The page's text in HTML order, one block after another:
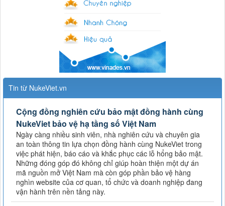
Tin từ NukeViet.vn
Cộng đồng nghiên cứu bảo mật đồng hành cùng
NukeViet bảo vệ hạ tầng số Việt Nam
Ngày càng nhiều sinh viên, nhà nghiên cứu và chuyên gia
an toàn thông tin lựa chọn đồng hành cùng NukeViet trong
việc phát hiện, báo cáo và khắc phục các lỗ hổng bảo mật.
Những đóng góp đó không chỉ giúp hoàn thiện một dự án
mã nguồn mở Việt Nam mà còn góp phần bảo vệ hàng
nghìn website của cơ quan, tổ chức và doanh nghiệp đang
vận hành trên nền tảng này.